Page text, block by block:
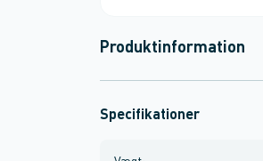
Produktinformation
Specifikationer